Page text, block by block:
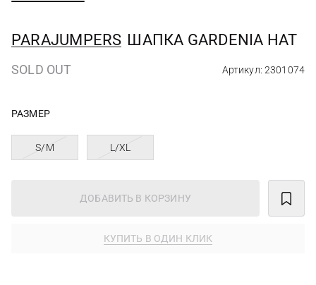
PARAJUMPERS ШАПКА GARDENIA HAT
SOLD OUT Артикул: 2301074
РАЗМЕР
S/M L/XL
ДОБАВИТЬ В КОРЗИНУ
КУПИТЬ В ОДИН КЛИК